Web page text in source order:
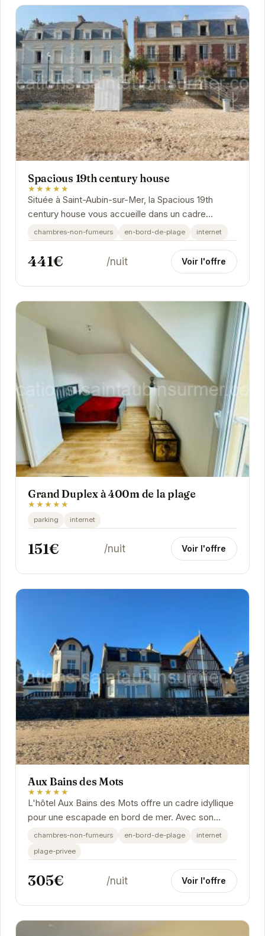
Spacious 19th century house
★★★★★
Située à Saint-Aubin-sur-Mer, la Spacious 19th
century house vous accueille dans un cadre
chaleureux et confortable.
chambres-non-fumeurs en-bord-de-plage internet
441€ /nuit Voir l'offre
Grand Duplex à 400m de la plage
★★★★★
parking internet
151€ /nuit Voir l'offre
Aux Bains des Mots
★★★★★
L'hôtel Aux Bains des Mots offre un cadre idyllique
pour une escapade en bord de mer. Avec son
accès direct à la plage, vous pourrez profiter...
chambres-non-fumeurs en-bord-de-plage
internet
plage-privee
305€ /nuit Voir l'offre